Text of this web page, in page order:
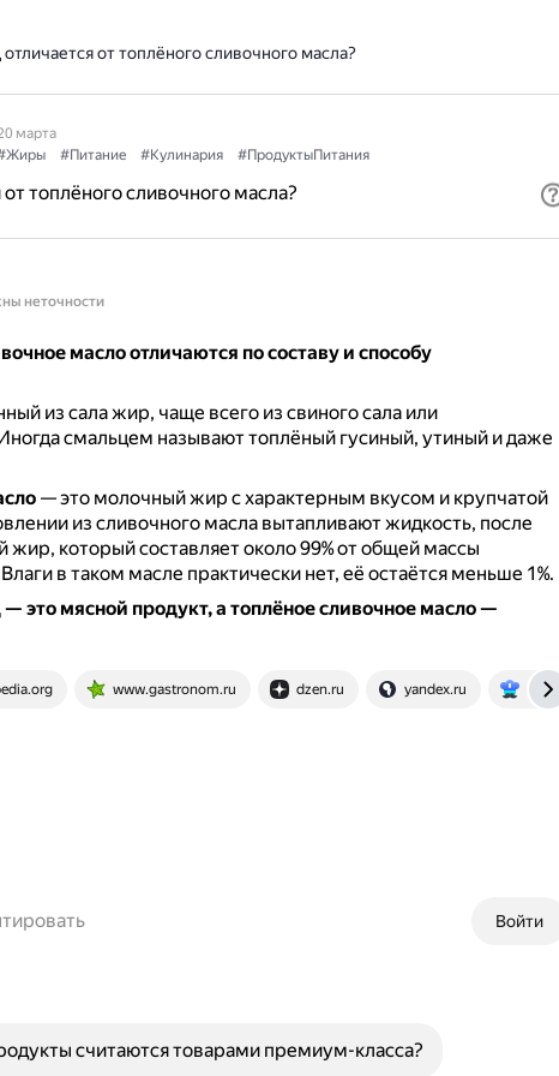
от топлёного сливочного масла?
марта
#Питание #Кулинария #ПродуктыПитания
топлёного сливочного масла?
неточности
масло отличаются по составу и способу
из сала жир, чаще всего из свиного сала или
смальцем называют топлёный гусиный, утиный и даже
— это молочный жир с характерным вкусом и крупчатой
из сливочного масла вытапливают жидкость, после
жир, который составляет около 99% от общей массы
Влаги в таком масле практически нет, её остаётся меньше 1%.
это мясной продукт, а топлёное сливочное масло —
www.gastronom.ru dzen.ru yandex.ru eda.ru
Войти
считаются товарами премиум-класса?